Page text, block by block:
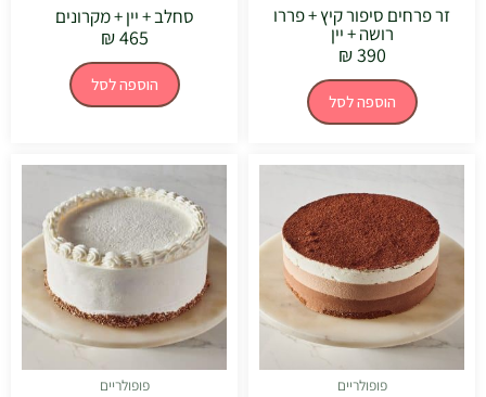
זר פרחים סיפור קיץ + פררו
רושה + יין
₪390
הוספה לסל
סחלב + יין + מקרונים
₪465
הוספה לסל
פופולריים
טווח
עד
למוצר
יש
מספר
סוגים.
ניתן
לבחור
את
האפשרויות
פופולריים
טווח
עד
למוצר
יש
מספר
סוגים.
ניתן
לבחור
את